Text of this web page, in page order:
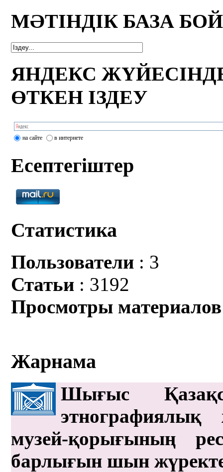
МӘТІНДІК БАЗА
ЯНДЕКС
ӨТКЕН ІЗДЕУ
на сайте в интернете
Есептегіштер
Статистика
Пользователи : 3
Статьи : 3192
Просмотры материалов
Жарнама
Шығыс
этнографиялық
музей-қорығының
барлығын шын